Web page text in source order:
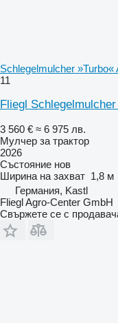
Schlegelmulcher
11
Fliegl
3 560 € ≈ 6 975 лв.
Мулчер за трактор
2026
Състояние нов
Ширина на захват 1,8 м
Германия, Kastl
Fliegl Agro-Center GmbH
Свържете се с